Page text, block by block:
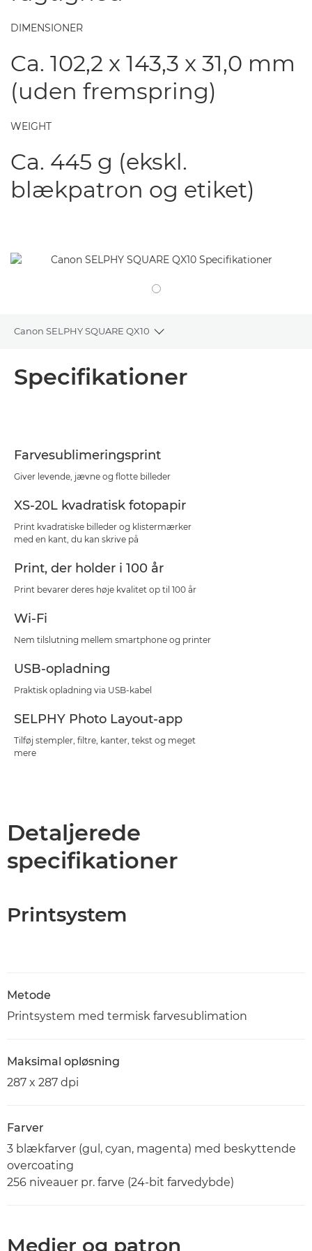
DIMENSIONER
Ca. 102,2 x 143,3 x 31,0 mm
(uden fremspring)
WEIGHT
Ca. 445 g (ekskl.
blækpatron og etiket)
Canon SELPHY SQUARE QX10
Toggle breadcrumbs
Specifikationer
Farvesublimeringsprint
Giver levende, jævne og flotte billeder
XS-20L kvadratisk fotopapir
Print kvadratiske billeder og klistermærker
med en kant, du kan skrive på
Print, der holder i 100 år
Print bevarer deres høje kvalitet op til 100 år
Wi-Fi
Nem tilslutning mellem smartphone og printer
USB-opladning
Praktisk opladning via USB-kabel
SELPHY Photo Layout-app
Tilføj stempler, filtre, kanter, tekst og meget
mere
Detaljerede
specifikationer
Printsystem
Metode
Printsystem med termisk farvesublimation
Maksimal opløsning
287 x 287 dpi
Farver
3 blækfarver (gul, cyan, magenta) med beskyttende
overcoating
256 niveauer pr. farve (24-bit farvedybde)
Medier og patron